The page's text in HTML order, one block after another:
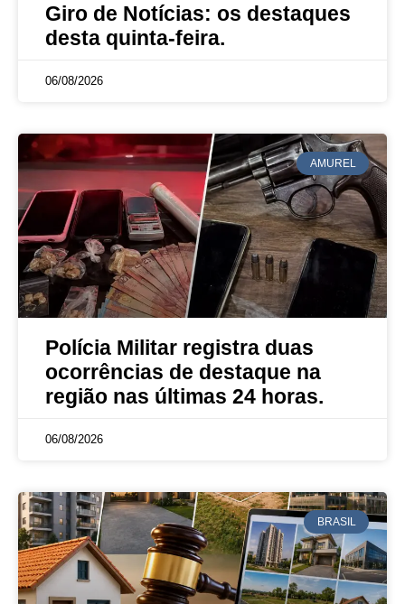
Giro de Notícias: os destaques
desta quinta-feira.
06/08/2026
AMUREL
Polícia Militar registra duas
ocorrências de destaque na
região nas últimas 24 horas.
06/08/2026
BRASIL